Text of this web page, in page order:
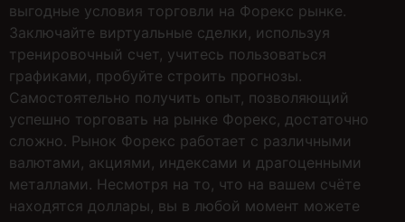
выгодные условия торговли на Форекс рынке.
Заключайте виртуальные сделки, используя
тренировочный счет, учитесь пользоваться
графиками, пробуйте строить прогнозы.
Самостоятельно получить опыт, позволяющий
успешно торговать на рынке Форекс, достаточно
сложно. Рынок Форекс работает с различными
валютами, акциями, индексами и драгоценными
металлами. Несмотря на то, что на вашем счёте
находятся доллары, вы в любой момент можете